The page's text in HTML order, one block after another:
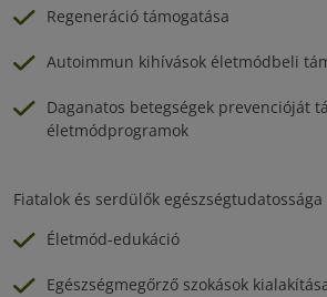
Regeneráció támogatása
Autoimmun kihívások életmódbeli
Daganatos betegségek prevencióját
életmódprogramok
Fiatalok és serdülők egészségtudatossága
Életmód-edukáció
Egészségmegőrző szokások